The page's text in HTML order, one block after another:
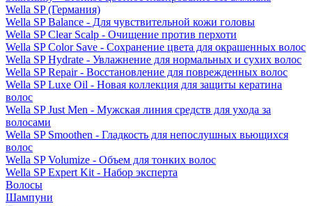
Wella SP (Германия)
Wella SP Balance - Для чувствительной кожи головы
Wella SP Clear Scalp - Очищение против перхоти
Wella SP Color Save - Сохранение цвета для окрашенных волос
Wella SP Hydrate - Увлажнение для нормальных и сухих волос
Wella SP Repair - Восстановление для поврежденных волос
Wella SP Luxe Oil - Новая коллекция для защиты кератина
волос
Wella SP Just Men - Мужская линия средств для ухода за
волосами
Wella SP Smoothen - Гладкость для непослушных вьющихся
волос
Wella SP Volumize - Объем для тонких волос
Wella SP Expert Kit - Набор эксперта
Волосы
Шампуни